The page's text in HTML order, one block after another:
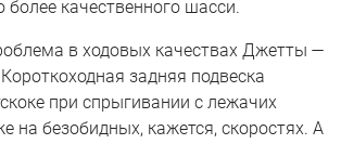
качественного шасси.
в ходовых качествах Джетты —
задняя подвеска
при спрыгивании с лежачих
на безобидных, кажется, скоростях. А